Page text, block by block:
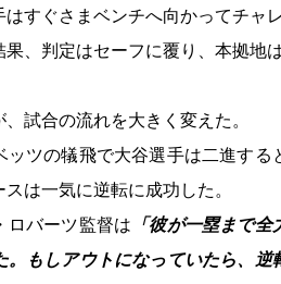
はすぐさまベンチへ向かってチャ
果、判定はセーフに覆り、本拠地
試合の流れを大きく変えた。
ッツの犠飛で大谷選手は二進す
は一気に逆転に成功した。
ロバーツ監督は 「彼が一塁まで
。もしアウトになっていたら、逆